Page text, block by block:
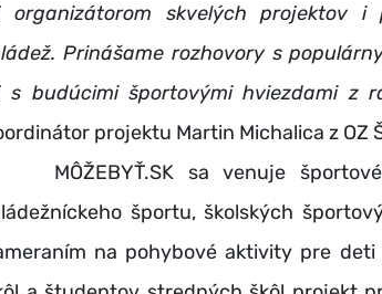
organizátorom skvelých projektov
Prinášame rozhovory s
s budúcimi športovými hviezdami z
projektu Martin Michalica z OZ
sa venuje
športu, školských
na pohybové aktivity pre deti